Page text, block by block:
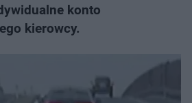
konto
kierowcy.